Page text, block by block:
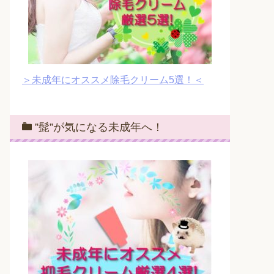
＞未成年にオススメ除毛クリーム5選！＜
”髭”が気になる未成年へ！